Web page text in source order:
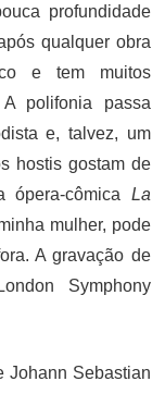
profundidade
qualquer obra
e tem muitos
polifonia passa
e, talvez, um
hostis gostam de
ópera-cômica La
mulher, pode
A gravação de
Symphony
Johann Sebastian